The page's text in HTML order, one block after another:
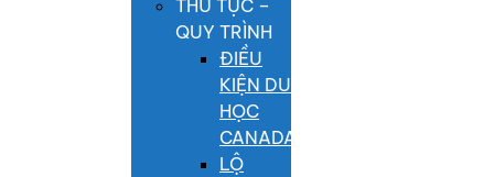
THỦ TỤC –
QUY TRÌNH
ĐIỀU
KIỆN DU
HỌC
CANADA
LỘ